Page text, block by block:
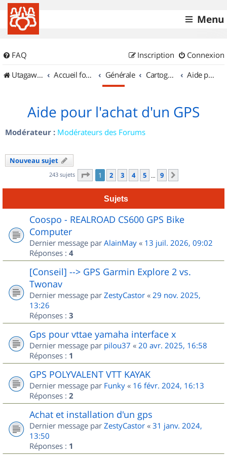
Menu
FAQ Connexion
Inscription
UtagawaVTT (Randos VTT et VTTAE avec traces GPS)
Accueil forum Générale Cartographie et GPS Aide pour l'achat d'un GPS
Aide pour l'achat d'un GPS
Modérateur : Modérateurs des Forums
Nouveau sujet
243 sujets Page 1sur
1 2 3 4 5 … 9
Sujets
Coospo - REALROAD CS600 GPS Bike
Computer
Dernier message par AlainMay « 13 juil. 2026, 09:02
Réponses : 4
[Conseil] --> GPS Garmin Explore 2 vs.
Twonav
Dernier message par ZestyCastor « 29 nov. 2025,
13:26
Réponses : 3
Gps pour vttae yamaha interface x
Dernier message par pilou37 « 20 avr. 2025, 16:58
Réponses : 1
GPS POLYVALENT VTT KAYAK
Dernier message par Funky « 16 févr. 2024, 16:13
Réponses : 2
Achat et installation d'un gps
Dernier message par ZestyCastor « 31 janv. 2024,
13:50
Réponses : 1